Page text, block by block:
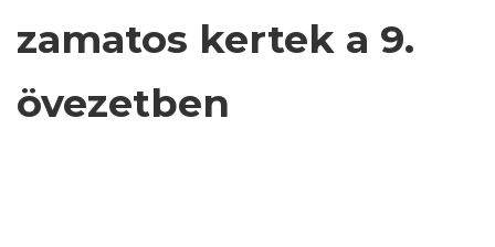
zamatos kertek a 9.
övezetben